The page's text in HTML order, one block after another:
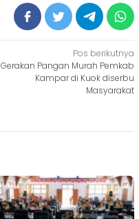
Pos berikutnya
Gerakan Pangan Murah Pemkab
Kampar di Kuok diserbu
Masyarakat